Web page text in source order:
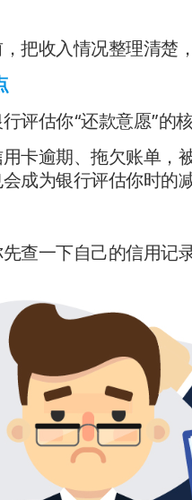
把收入情况整理清楚
评估你“还款意愿”的核
卡逾期、拖欠账单，
成为银行评估你时的减
查一下自己的信用记